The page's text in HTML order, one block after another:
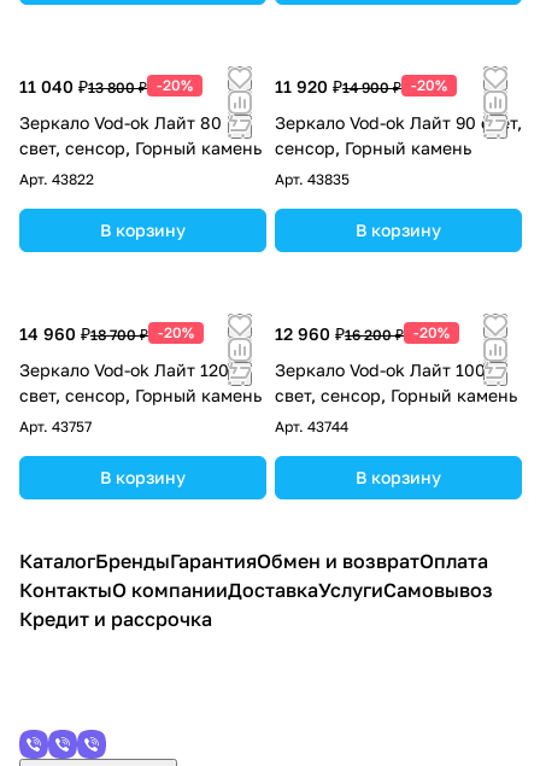
11 040 ₽13 800 ₽ -20%
Зеркало Vod-ok Лайт 80
свет, сенсор, Горный камень
Арт. 43822
В корзину
11 920 ₽14 900 ₽ -20%
Зеркало Vod-ok Лайт 90 свет,
сенсор, Горный камень
Арт. 43835
В корзину
14 960 ₽18 700 ₽ -20%
Зеркало Vod-ok Лайт 120
свет, сенсор, Горный камень
Арт. 43757
В корзину
12 960 ₽16 200 ₽ -20%
Зеркало Vod-ok Лайт 100
свет, сенсор, Горный камень
Арт. 43744
В корзину
КаталогБрендыГарантияОбмен и возвратОплата
КонтактыО компанииДоставкаУслугиСамовывоз
Кредит и рассрочка